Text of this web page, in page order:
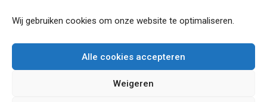
Wij gebruiken cookies om onze website te optimaliseren.
Alle cookies accepteren
Weigeren
Archief
op
Mogelijk ook interessant